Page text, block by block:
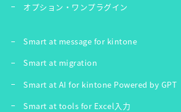
オプション・ワンプラグイン
Smart at message for kintone
Smart at migration
Smart at AI for kintone Powered by GPT
Smart at tools for Excel入力